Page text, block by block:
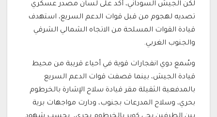
لكن الجيش السوداني، أكد على لسان مصدر عسكري
تصديه لهجوم من قبل قوات الدعم السريع، استهدف
قيادة القوات المسلحة من الاتجاه الشمالي الشرقي
والجنوب الغربي.
وسُمع دوي انفجارات قوية في أحياء قريبة من محيط
قيادة الجيش، بينما قصفت قوات الدعم السريع
بالمدفعية الثقيلة مقر قيادة سلاح الإشارة بالخرطوم
بحري، وسلاح المدرعات بجنوب، ودارت مواجهات برية